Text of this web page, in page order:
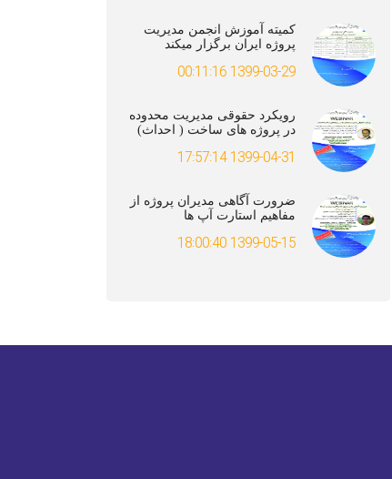
کمیته آموزش انجمن مدیریت
پروژه ایران برگزار میکند
1399-03-29 00:11:16
رویکرد حقوقی مدیریت محدوده
در پروژه های ساخت ( احداث)
1399-04-31 17:57:14
ضرورت آگاهی مدیران پروژه از
مفاهیم استارت آپ ها
1399-05-15 18:00:40